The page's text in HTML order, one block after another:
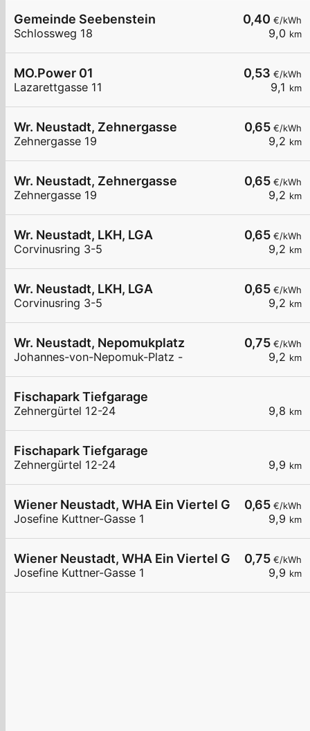
0,40 €/kWh
9,0 km
Gemeinde Seebenstein
Schlossweg 18
0,53 €/kWh
9,1 km
MO.Power 01
Lazarettgasse 11
0,65 €/kWh
9,2 km
Wr. Neustadt, Zehnergasse
Zehnergasse 19
0,65 €/kWh
9,2 km
Wr. Neustadt, Zehnergasse
Zehnergasse 19
0,65 €/kWh
9,2 km
Wr. Neustadt, LKH, LGA
Corvinusring 3-5
0,65 €/kWh
9,2 km
Wr. Neustadt, LKH, LGA
Corvinusring 3-5
0,75 €/kWh
9,2 km
Wr. Neustadt, Nepomukplatz
Johannes-von-Nepomuk-Platz -
9,8 km
Fischapark Tiefgarage
Zehnergürtel 12-24
9,9 km
Fischapark Tiefgarage
Zehnergürtel 12-24
0,65 €/kWh
9,9 km
Wiener Neustadt, WHA Ein Viertel Grün
Josefine Kuttner-Gasse 1
0,75 €/kWh
9,9 km
Wiener Neustadt, WHA Ein Viertel Grün
Josefine Kuttner-Gasse 1